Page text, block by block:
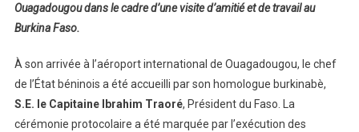
Ouagadougou dans le cadre d’une visite d’amitié et de travail au
Burkina Faso.
À son arrivée à l’aéroport international de Ouagadougou, le chef
de l’État béninois a été accueilli par son homologue burkinabè,
S.E. le Capitaine Ibrahim Traoré, Président du Faso. La
cérémonie protocolaire a été marquée par l’exécution des